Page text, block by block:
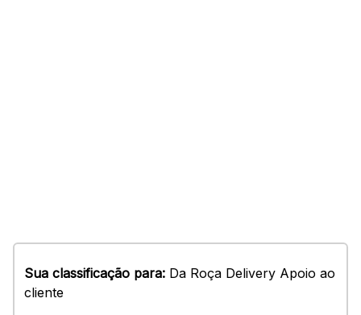
Sua classificação para: Da Roça Delivery Apoio ao
cliente